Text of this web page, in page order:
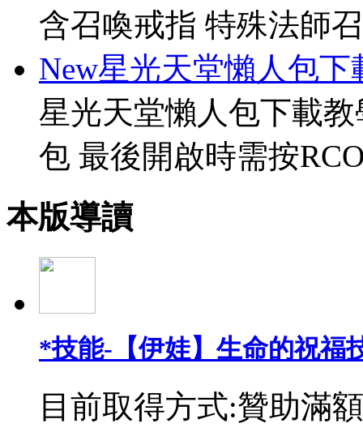
含召喚戒指 特殊法師
New星光天堂懶人包下
星光天堂懶人包下載
包 最後開啟時需按
本版導讀
*技能-【伊娃】生命的祝福
目前取得方式:贊助滿